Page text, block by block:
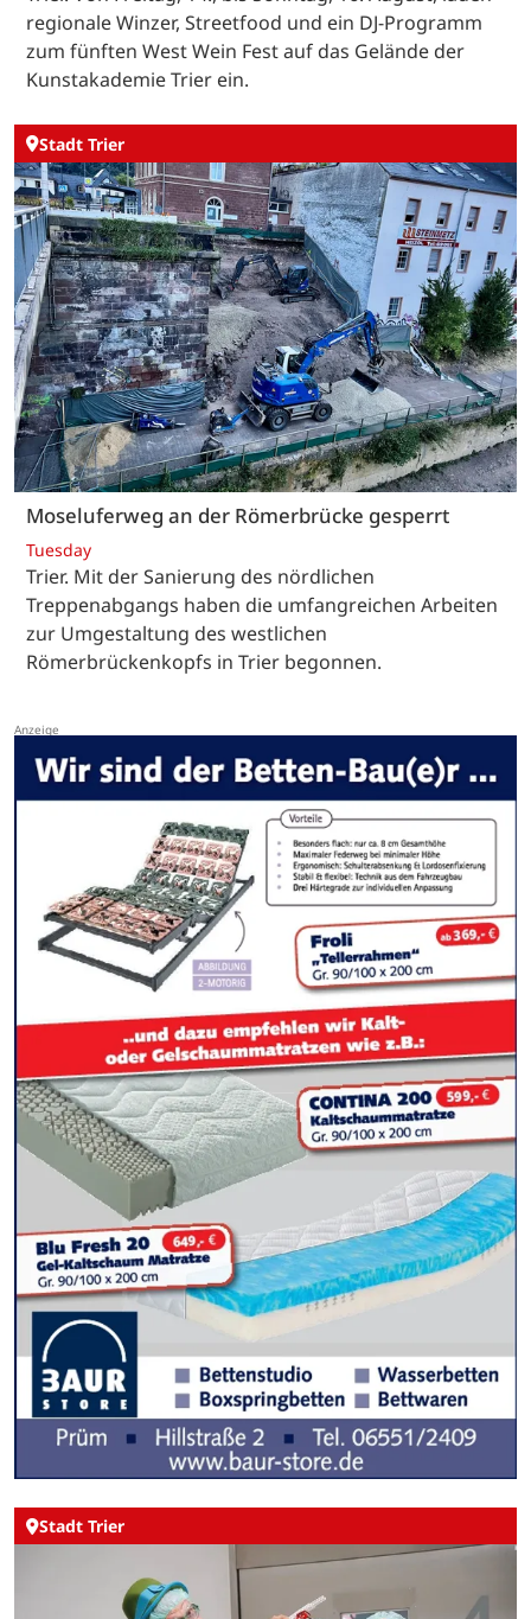
regionale Winzer, Streetfood und ein DJ-Programm
zum fünften West Wein Fest auf das Gelände der
Kunstakademie Trier ein.
Stadt Trier
Moseluferweg an der Römerbrücke gesperrt
Tuesday
Trier. Mit der Sanierung des nördlichen
Treppenabgangs haben die umfangreichen Arbeiten
zur Umgestaltung des westlichen
Römerbrückenkopfs in Trier begonnen.
Stadt Trier